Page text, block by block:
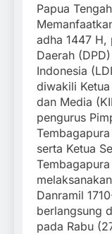
Papua
adha 1447 H,
Daerah
Indonesia
diwakili
dan Media
pengurus
serta Ketua
Danramil
berlangsung
pada Rabu